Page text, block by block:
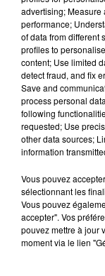
6 août 2026
NÎMES : « LE
Après un franc
du gladiateur »
7 et 8 août. Une
advertising; Measure
performance;
of data from different
profiles to
content; Use limited
detect fraud, and fix
Save and
process personal
following
requested; Use
other data sources;
information
Vous pouvez
sélectionnant les
Vous pouvez
accepter". Vos
pouvez mettre à jour
moment via le lien